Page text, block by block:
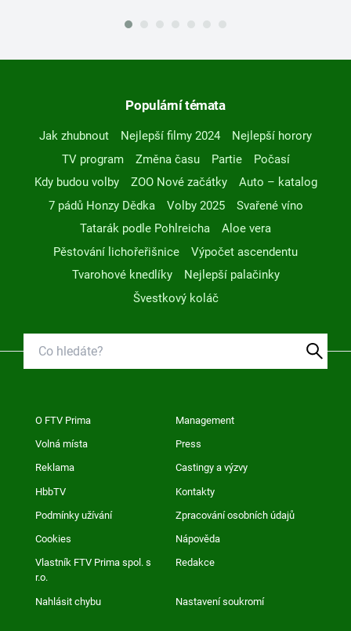
Populární témata
Jak zhubnout Nejlepší filmy 2024
Nejlepší horory
TV program
Změna času Partie
Počasí
Kdy budou volby
ZOO Nové začátky
Auto – katalog
7 pádů Honzy Dědka
Volby 2025
Svařené víno
Tatarák podle Pohlreicha
Aloe vera
Pěstování lichořeřišnice
Výpočet ascendentu
Tvarohové knedlíky
Nejlepší palačinky
Švestkový koláč
O FTV Prima Management
Volná místa Press
Reklama Castingy a výzvy
HbbTV Kontakty
Podmínky užívání Zpracování osobních údajů
Cookies Nápověda
Vlastník FTV Prima spol. s
r.o.
Redakce
Nahlásit chybu Nastavení soukromí